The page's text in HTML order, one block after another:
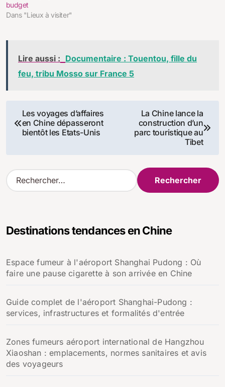
budget
Dans "Lieux à visiter"
Lire aussi : Documentaire : Touentou, fille du
feu, tribu Mosso sur France 5
Navigation
de
Les voyages d’affaires
en Chine dépasseront
bientôt les Etats-Unis
La Chine lance la
construction d’un
parc touristique au
Tibet
R
e
r
e
r
Destinations tendances en Chine
Espace fumeur à l'aéroport Shanghai Pudong : Où
faire une pause cigarette à son arrivée en Chine
Guide complet de l'aéroport Shanghai-Pudong :
services, infrastructures et formalités d'entrée
Zones fumeurs aéroport international de Hangzhou
Xiaoshan : emplacements, normes sanitaires et avis
des voyageurs